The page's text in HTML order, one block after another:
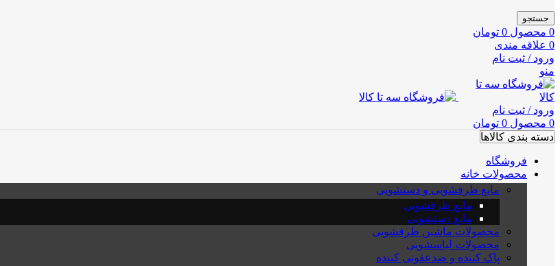
جستجو
0 محصول 0 تومان
0 علاقه مندی
ورود / ثبت نام
منو
ورود / ثبت نام
0 محصول 0 تومان
دسته بندی کالاها
فروشگاه
محصولات خانه
مایع ظرفشویی و دستشویی
مایع ظرفشویی
مایع دستشویی
محصولات ماشین ظرفشویی
محصولات لباسشویی
پاک کننده و ضدعفونی کننده